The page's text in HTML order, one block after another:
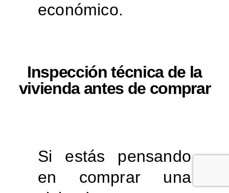
económico.
Inspección técnica de la
vivienda antes de comprar
Si estás pensando
en comprar una